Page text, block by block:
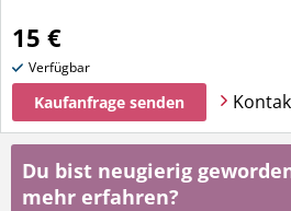
15 €
Verfügbar
Kaufanfrage senden
Du bist neugierig
mehr erfahren?